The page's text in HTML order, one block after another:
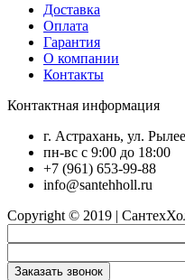
Доставка
Оплата
Гарантия
О компании
Контакты
Контактная информация
г. Астрахань, ул.
пн-вс с 9:00 до 18:00
+7 (961) 653-99-88
info@santehholl.ru
Copyright © 2019 |